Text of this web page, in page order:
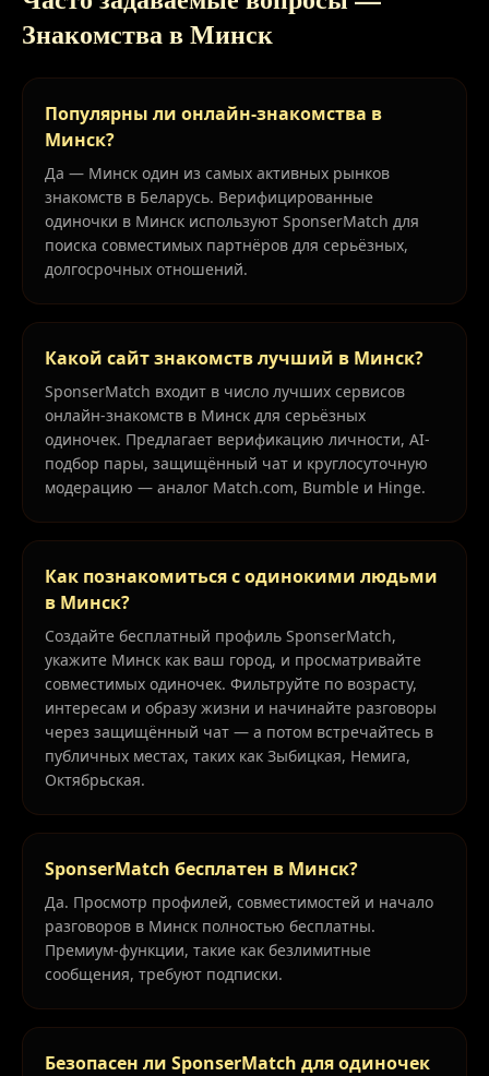
Знакомства в Минск
Популярны ли онлайн-знакомства в
Минск?
Да — Минск один из самых активных рынков
знакомств в Беларусь. Верифицированные
одиночки в Минск используют SponserMatch для
поиска совместимых партнёров для серьёзных,
долгосрочных отношений.
Какой сайт знакомств лучший в Минск?
SponserMatch входит в число лучших сервисов
онлайн-знакомств в Минск для серьёзных
одиночек. Предлагает верификацию личности, AI-
подбор пары, защищённый чат и круглосуточную
модерацию — аналог Match.com, Bumble и Hinge.
Как познакомиться с одинокими людьми
в Минск?
Создайте бесплатный профиль SponserMatch,
укажите Минск как ваш город, и просматривайте
совместимых одиночек. Фильтруйте по возрасту,
интересам и образу жизни и начинайте разговоры
через защищённый чат — а потом встречайтесь в
публичных местах, таких как Зыбицкая, Немига,
Октябрьская.
SponserMatch бесплатен в Минск?
Да. Просмотр профилей, совместимостей и начало
разговоров в Минск полностью бесплатны.
Премиум-функции, такие как безлимитные
сообщения, требуют подписки.
Безопасен ли SponserMatch для одиночек